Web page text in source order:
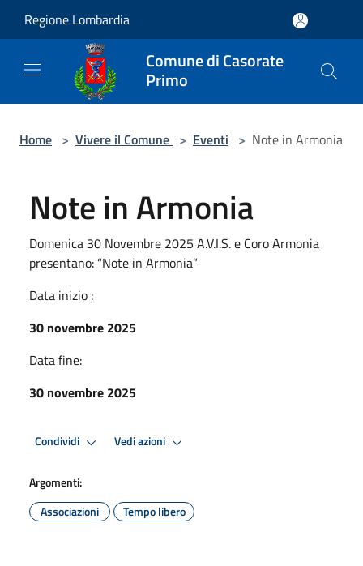
Regione Lombardia
Comune di Casorate
Primo
Home > Vivere il Comune > Eventi > Note in Armonia
Note in Armonia
Domenica 30 Novembre 2025 A.V.I.S. e Coro Armonia
presentano: “Note in Armonia”
Data inizio :
30 novembre 2025
Data fine:
30 novembre 2025
Condividi Vedi azioni
Argomenti:
Associazioni
Tempo libero